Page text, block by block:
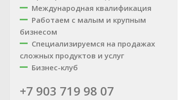
Международная квалификация
Работаем с малым и крупным
бизнесом
Специализируемся на продажах
сложных продуктов и услуг
Бизнес-клуб
+7 903 719 98 07